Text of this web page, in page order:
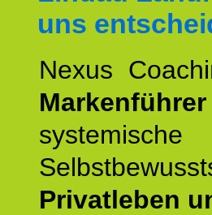
uns
Nexus
Privatleben